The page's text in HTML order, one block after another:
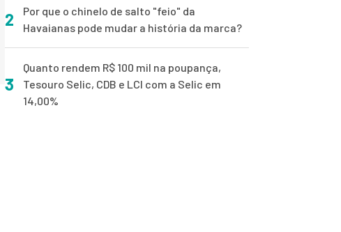
2
Por que o chinelo de salto "feio" da
Havaianas pode mudar a história da marca?
3
Quanto rendem R$ 100 mil na poupança,
Tesouro Selic, CDB e LCI com a Selic em
14,00%